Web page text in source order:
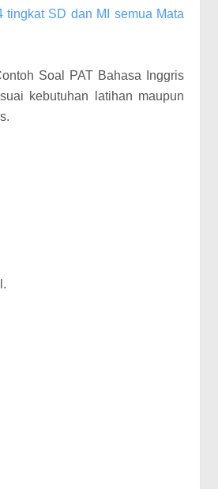
tingkat SD dan MI semua Mata
Soal PAT Bahasa Inggris
kebutuhan latihan maupun